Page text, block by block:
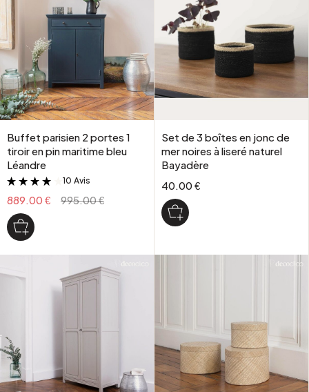
Buffet parisien 2 portes 1
tiroir en pin maritime bleu
Léandre
&
10 Avis
889.00 € 995.00 €
Set de 3 boîtes en jonc de
mer noires à liseré naturel
Bayadère
40.00 €